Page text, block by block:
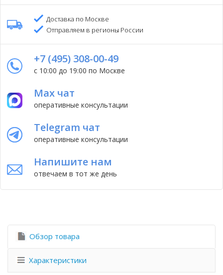
Доставка по Москве
Отправляем в регионы России
+7 (495) 308-00-49
с 10:00 до 19:00 по Москве
Max чат
оперативные консультации
Telegram чат
оперативные консультации
Напишите нам
отвечаем в тот же день
Обзор товара
Характеристики